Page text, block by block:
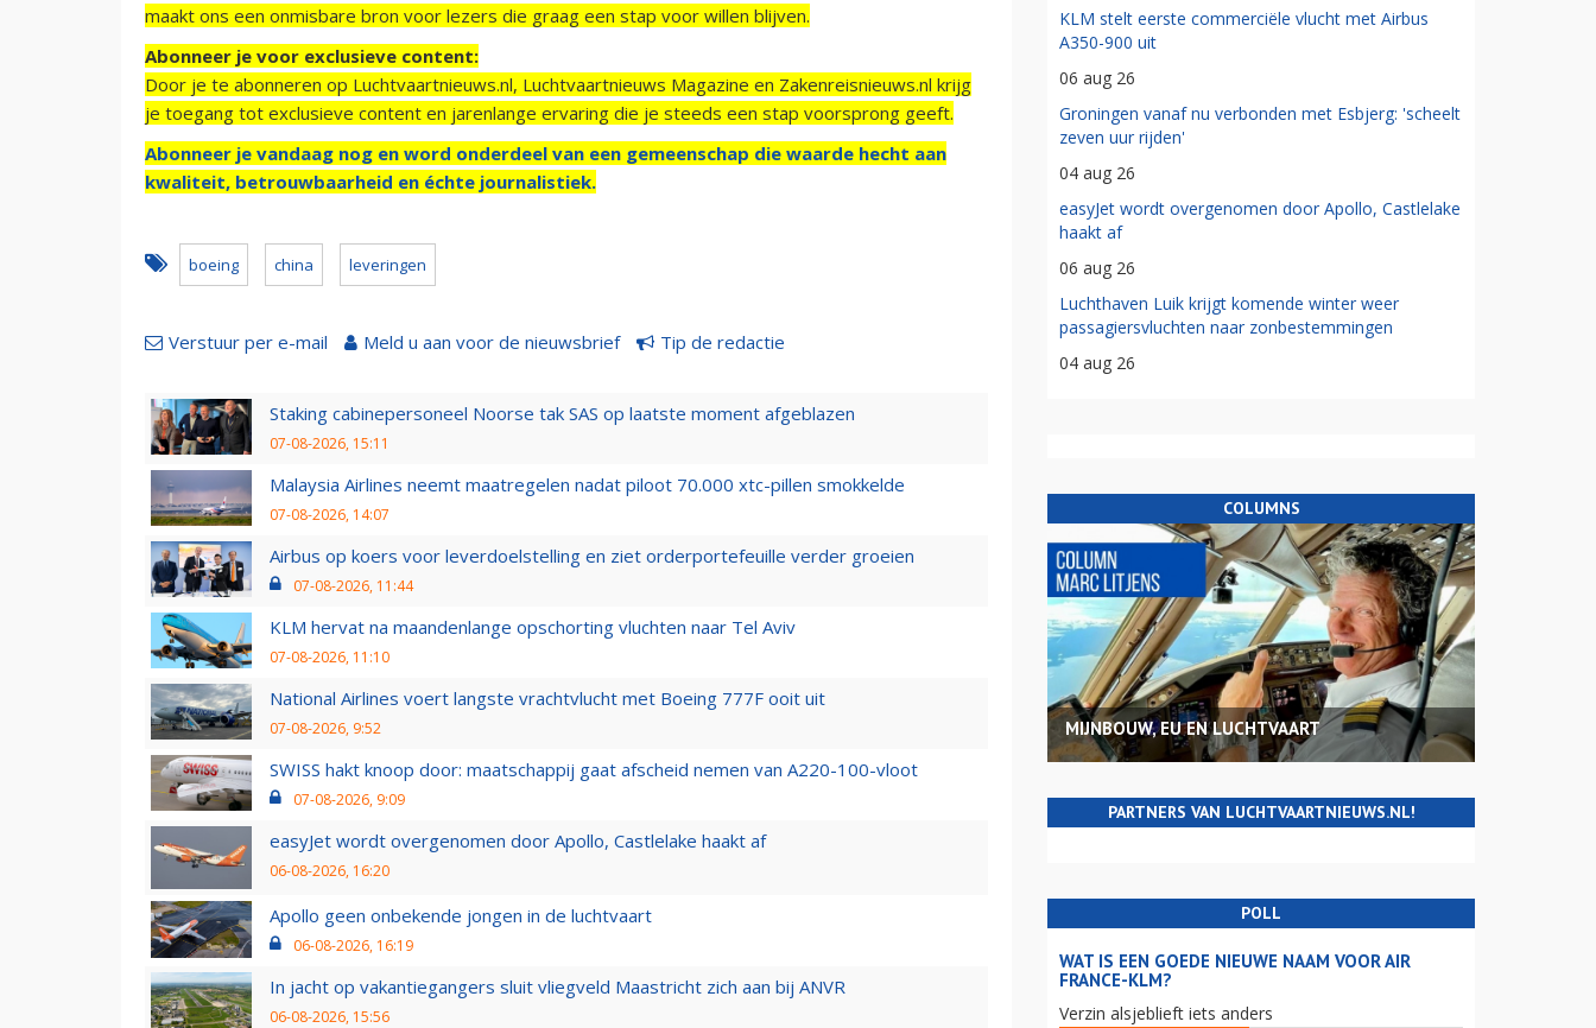
maakt ons een onmisbare bron voor lezers die graag een stap voor willen blijven.
Abonneer je voor exclusieve content:
Door je te abonneren op Luchtvaartnieuws.nl, Luchtvaartnieuws Magazine en Zakenreisnieuws.nl krijg
je toegang tot exclusieve content en jarenlange ervaring die je steeds een stap voorsprong geeft.
Abonneer je vandaag nog en word onderdeel van een gemeenschap die waarde hecht aan
kwaliteit, betrouwbaarheid en échte journalistiek.
boeing china leveringen
Verstuur per e-mail Meld u aan voor de nieuwsbrief Tip de redactie
Staking cabinepersoneel Noorse tak SAS op laatste moment afgeblazen
07-08-2026, 15:11
Malaysia Airlines neemt maatregelen nadat piloot 70.000 xtc-pillen smokkelde
07-08-2026, 14:07
Airbus op koers voor leverdoelstelling en ziet orderportefeuille verder groeien
07-08-2026, 11:44
KLM hervat na maandenlange opschorting vluchten naar Tel Aviv
07-08-2026, 11:10
National Airlines voert langste vrachtvlucht met Boeing 777F ooit uit
07-08-2026, 9:52
SWISS hakt knoop door: maatschappij gaat afscheid nemen van A220-100-vloot
07-08-2026, 9:09
easyJet wordt overgenomen door Apollo, Castlelake haakt af
06-08-2026, 16:20
Apollo geen onbekende jongen in de luchtvaart
06-08-2026, 16:19
In jacht op vakantiegangers sluit vliegveld Maastricht zich aan bij ANVR
06-08-2026, 15:56
KLM stelt eerste commerciële vlucht met Airbus
A350-900 uit
06 aug 26
Groningen vanaf nu verbonden met Esbjerg: 'scheelt
zeven uur rijden'
04 aug 26
easyJet wordt overgenomen door Apollo, Castlelake
haakt af
06 aug 26
Luchthaven Luik krijgt komende winter weer
passagiersvluchten naar zonbestemmingen
04 aug 26
COLUMNS
MIJNBOUW, EU EN LUCHTVAART
PARTNERS VAN LUCHTVAARTNIEUWS.NL!
POLL
WAT IS EEN GOEDE NIEUWE NAAM VOOR AIR
FRANCE-KLM?
Verzin alsjeblieft iets anders